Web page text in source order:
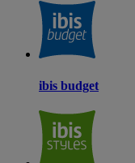
ibis budget